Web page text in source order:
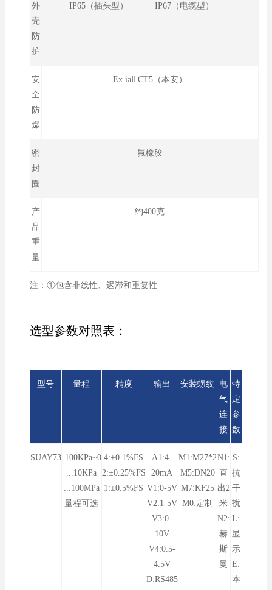
外
壳
防
护
IP65（插头型） IP67（电缆型）
安
全
防
爆
Ex iaⅡ CT5（本安）
密
封
圈
氟橡胶
产
品
重
量
约400克
注：①包含非线性、迟滞和重复性
选型参数对照表：
型号 量程 精度 输出 安装螺纹 电
气
连
接
特
定
参
数
SUAY73-100KPa~0
...10KPa
...100MPa
量程可选
4:±0.1%FS
2:±0.25%FS
1:±0.5%FS
A1:4-
20mA
V1:0-5V
V2:1-5V
V3:0-
10V
V4:0.5-
4.5V
D:RS485
M1:M27*2
M5:DN20
M7:KF25
M0:定制
N1:
直
出2
米
N2:
赫
斯
曼
S:
抗
干
扰
L:
显
示
E:
本